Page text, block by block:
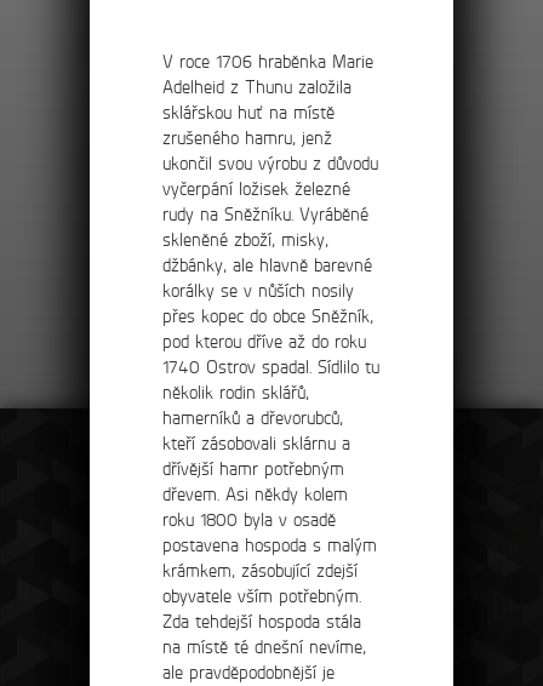
Oblast Saského
Švýcarska
Nechte se okouzlit lázeňskými městy, stolovými
horami nebo monumentálními věžemi tyčícími se
vysoko nad Labem…
čtěte více…
Všechny články
V roce 1706 hraběnka Marie
Adelheid z Thunu založila
sklářskou huť na místě
zrušeného hamru, jenž
ukončil svou výrobu z důvodu
vyčerpání ložisek železné
rudy na Sněžníku. Vyráběné
skleněné zboží, misky,
džbánky, ale hlavně barevné
korálky se v nůších nosily
přes kopec do obce Sněžník,
pod kterou dříve až do roku
1740 Ostrov spadal. Sídlilo tu
několik rodin sklářů,
hamerníků a dřevorubců,
kteří zásobovali sklárnu a
dřívější hamr potřebným
dřevem. Asi někdy kolem
roku 1800 byla v osadě
postavena hospoda s malým
krámkem, zásobující zdejší
obyvatele vším potřebným.
Zda tehdejší hospoda stála
na místě té dnešní nevíme,
ale pravděpodobnější je